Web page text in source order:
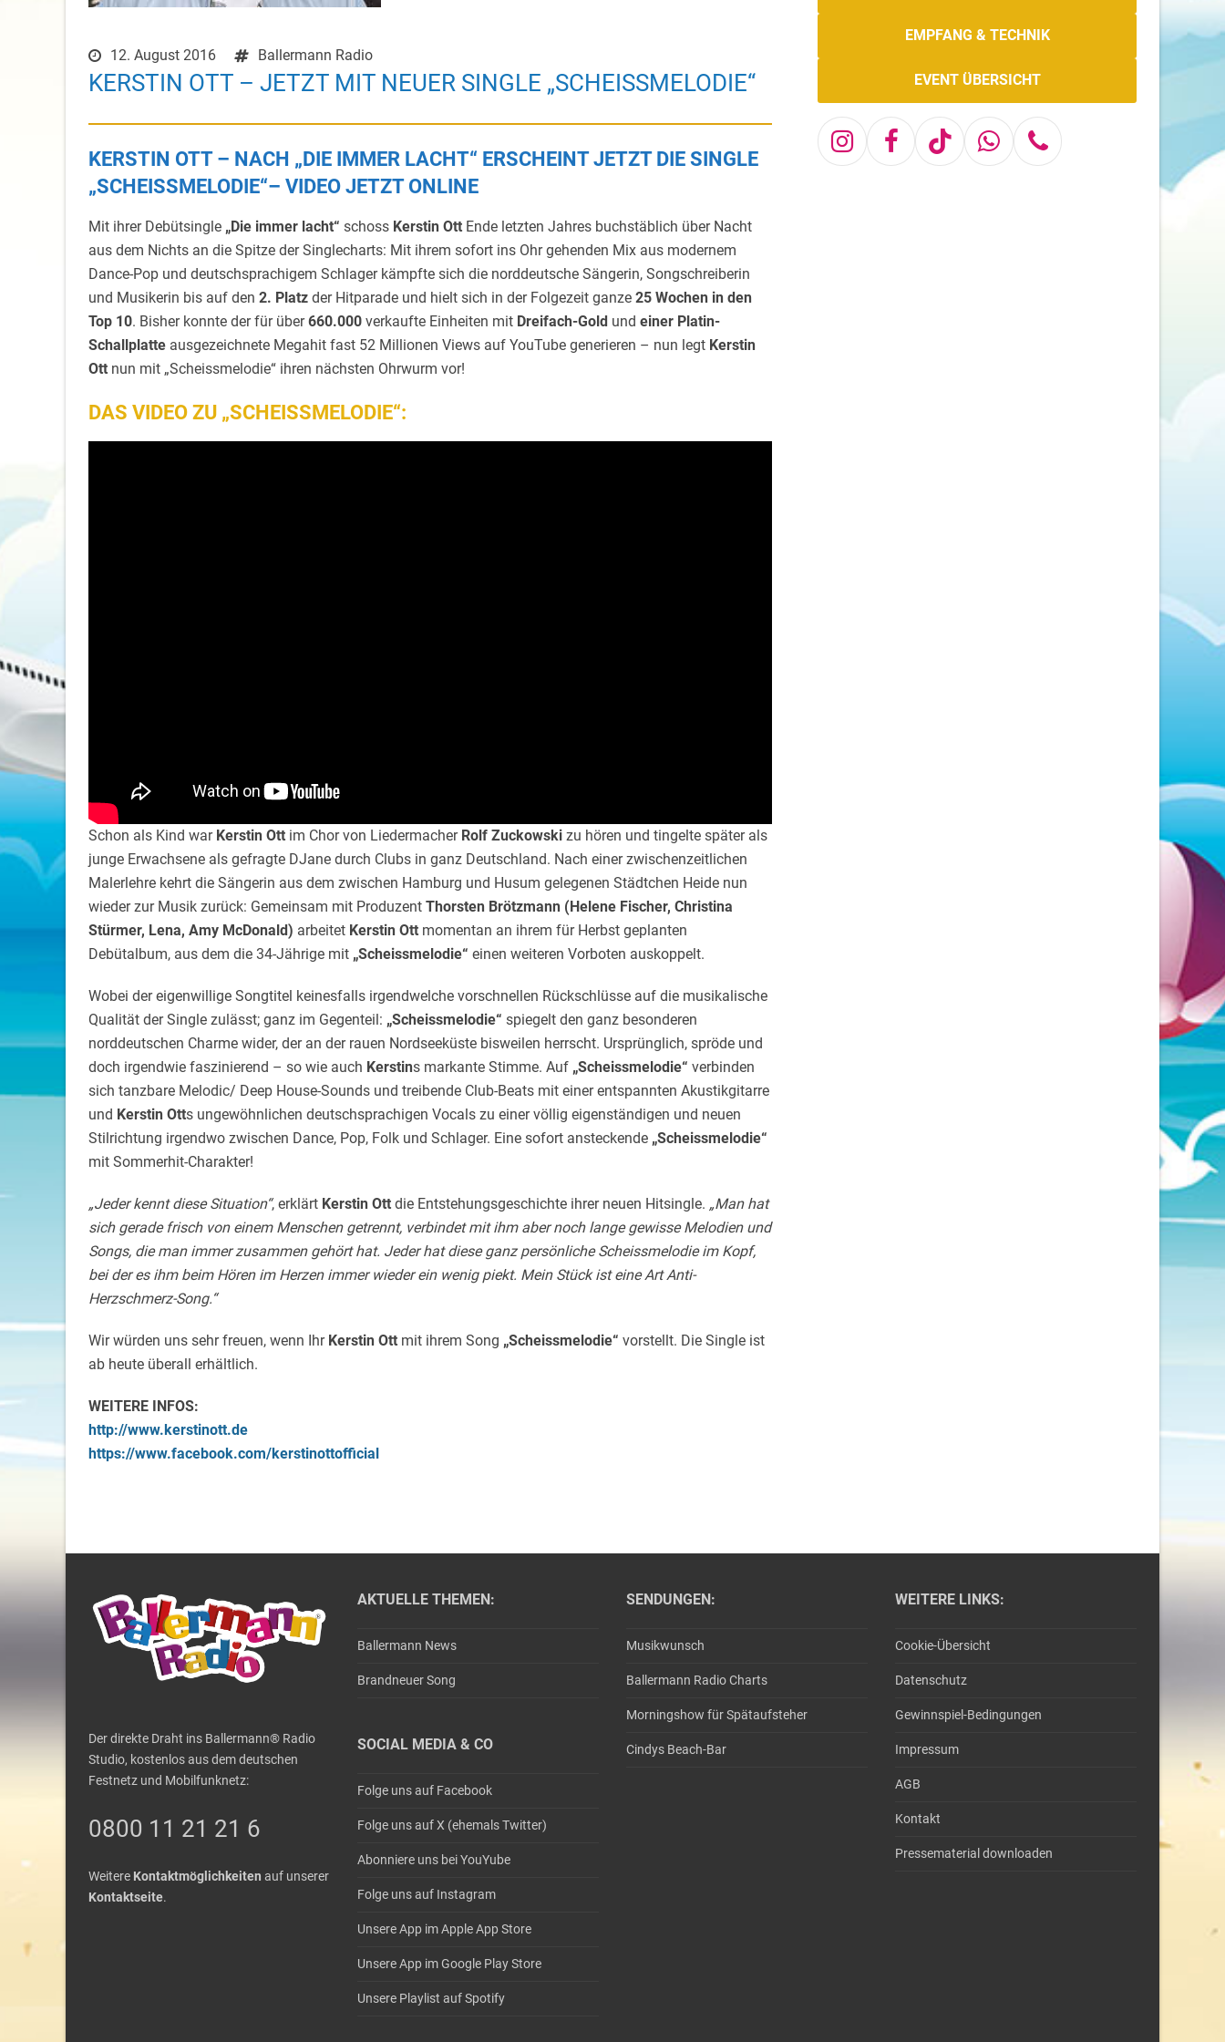
12. August 2016 Ballermann Radio
KERSTIN OTT – JETZT MIT NEUER SINGLE „SCHEISSMELODIE“
KERSTIN OTT – NACH „DIE IMMER LACHT“ ERSCHEINT JETZT DIE SINGLE
„SCHEISSMELODIE“– VIDEO JETZT ONLINE
Mit ihrer Debütsingle „Die immer lacht“ schoss Kerstin Ott Ende letzten Jahres buchstäblich über Nacht
aus dem Nichts an die Spitze der Singlecharts: Mit ihrem sofort ins Ohr gehenden Mix aus modernem
Dance-Pop und deutschsprachigem Schlager kämpfte sich die norddeutsche Sängerin, Songschreiberin
und Musikerin bis auf den 2. Platz der Hitparade und hielt sich in der Folgezeit ganze 25 Wochen in den
Top 10. Bisher konnte der für über660.000 verkaufte Einheiten mit Dreifach-Gold und einer Platin-
Schallplatte ausgezeichnete Megahit fast 52 Millionen Views auf YouTube generieren – nun legt Kerstin
Ott nun mit „Scheissmelodie“ ihren nächsten Ohrwurm vor!
DAS VIDEO ZU „SCHEISSMELODIE“:
Schon als Kind war Kerstin Ott im Chor von Liedermacher Rolf Zuckowski zu hören und tingelte später als
junge Erwachsene als gefragte DJane durch Clubs in ganz Deutschland. Nach einer zwischenzeitlichen
Malerlehre kehrt die Sängerin aus dem zwischen Hamburg und Husum gelegenen Städtchen Heide nun
wieder zur Musik zurück: Gemeinsam mit Produzent Thorsten Brötzmann (Helene Fischer, Christina
Stürmer, Lena, Amy McDonald) arbeitet Kerstin Ott momentan an ihrem für Herbst geplanten
Debütalbum, aus dem die 34-Jährige mit „Scheissmelodie“ einen weiteren Vorboten auskoppelt.
Wobei der eigenwillige Songtitel keinesfalls irgendwelche vorschnellen Rückschlüsse auf die musikalische
Qualität der Single zulässt; ganz im Gegenteil: „Scheissmelodie“ spiegelt den ganz besonderen
norddeutschen Charme wider, der an der rauen Nordseeküste bisweilen herrscht. Ursprünglich, spröde und
doch irgendwie faszinierend – so wie auch Kerstins markante Stimme. Auf „Scheissmelodie“ verbinden
sich tanzbare Melodic/ Deep House-Sounds und treibende Club-Beats mit einer entspannten Akustikgitarre
und Kerstin Otts ungewöhnlichen deutschsprachigen Vocals zu einer völlig eigenständigen und neuen
Stilrichtung irgendwo zwischen Dance, Pop, Folk und Schlager. Eine sofort ansteckende „Scheissmelodie“
mit Sommerhit-Charakter!
„Jeder kennt diese Situation“, erklärt Kerstin Ott die Entstehungsgeschichte ihrer neuen Hitsingle. „Man hat
sich gerade frisch von einem Menschen getrennt, verbindet mit ihm aber noch lange gewisse Melodien und
Songs, die man immer zusammen gehört hat. Jeder hat diese ganz persönliche Scheissmelodie im Kopf,
bei der es ihm beim Hören im Herzen immer wieder ein wenig piekt. Mein Stück ist eine Art Anti-
Herzschmerz-Song.“
Wir würden uns sehr freuen, wenn Ihr Kerstin Ott mit ihrem Song „Scheissmelodie“ vorstellt. Die Single ist
ab heute überall erhältlich.
WEITERE INFOS:
http://www.kerstinott.de
https://www.facebook.com/kerstinottofficial
EMPFANG & TECHNIK
EVENT ÜBERSICHT
Instagram
Facebook
TiktokWhatsapp
Telefon
Der direkte Draht ins Ballermann® Radio
Studio, kostenlos aus dem deutschen
Festnetz und Mobilfunknetz:
0800 11 21 21 6
Weitere Kontaktmöglichkeiten auf unserer
Kontaktseite.
AKTUELLE THEMEN:
Ballermann News
Brandneuer Song
SOCIAL MEDIA & CO
Folge uns auf Facebook
Folge uns auf X (ehemals Twitter)
Abonniere uns bei YouYube
Folge uns auf Instagram
Unsere App im Apple App Store
Unsere App im Google Play Store
Unsere Playlist auf Spotify
SENDUNGEN:
Musikwunsch
Ballermann Radio Charts
Morningshow für Spätaufsteher
Cindys Beach-Bar
WEITERE LINKS:
Cookie-Übersicht
Datenschutz
Gewinnspiel-Bedingungen
Impressum
AGB
Kontakt
Pressematerial downloaden